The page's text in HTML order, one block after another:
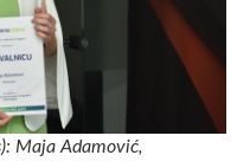
Maja Adamović,